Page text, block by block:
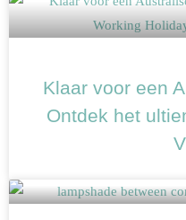
Klaar voor een
Ontdek het